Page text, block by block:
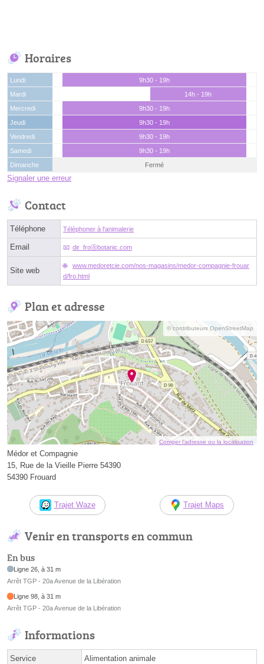
Horaires
Lundi
9h30 - 19h
Mardi
14h - 19h
Mercredi
9h30 - 19h
Jeudi
9h30 - 19h
Vendredi
9h30 - 19h
Samedi
9h30 - 19h
Dimanche
Fermé
Signaler une erreur
Contact
Téléphone Téléphoner à l'animalerie
Email dir_froⓐbotanic.com
Site web
www.medoretcie.com/nos-magasins/medor-compagnie-frouar
d/fro.html
Plan et adresse
© contributeurs OpenStreetMap
Corriger l’adresse ou la localisation
Médor et Compagnie
15, Rue de la Vieille Pierre 54390
54390 Frouard
Trajet Waze Trajet Maps
Venir en transports en commun
En bus
Ligne 26, à 31 m
Arrêt TGP - 20a Avenue de la Libération
Ligne 98, à 31 m
Arrêt TGP - 20a Avenue de la Libération
Informations
Service Alimentation animale